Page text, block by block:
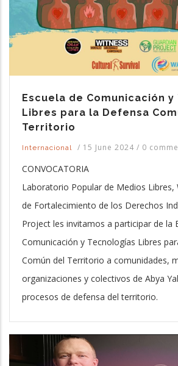
Escuela de Comunicación
Libres para la Defensa
Territorio
Internacional / 15 June 2024 / 0
CONVOCATORIA
Laboratorio Popular de Medios Libres,
de Fortalecimiento de los Derechos
Project les invitamos a participar de la
Comunicación y Tecnologías Libres
Común del Territorio a comunidades,
organizaciones y colectivos de Abya
procesos de defensa del territorio.